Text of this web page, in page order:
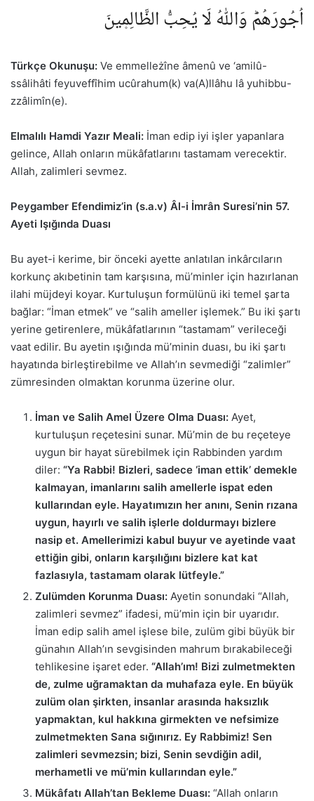
اُجُورَهُمْؕ وَاللّٰهُ لَا يُحِبُّ الظَّالِم۪ينَ
Türkçe Okunuşu: Ve emmelleżîne âmenû ve ‘amilû-
ssâlihâti feyuveffîhim ucûrahum(k) va(A)llâhu lâ yuhibbu-
zzâlimîn(e).
Elmalılı Hamdi Yazır Meali: İman edip iyi işler yapanlara
gelince, Allah onların mükâfatlarını tastamam verecektir.
Allah, zalimleri sevmez.
Peygamber Efendimiz’in (s.a.v) Âl-i İmrân Suresi’nin 57.
Ayeti Işığında Duası
Bu ayet-i kerime, bir önceki ayette anlatılan inkârcıların
korkunç akıbetinin tam karşısına, mü’minler için hazırlanan
ilahi müjdeyi koyar. Kurtuluşun formülünü iki temel şarta
bağlar: “İman etmek” ve “salih ameller işlemek.” Bu iki şartı
yerine getirenlere, mükâfatlarının “tastamam” verileceği
vaat edilir. Bu ayetin ışığında mü’minin duası, bu iki şartı
hayatında birleştirebilme ve Allah’ın sevmediği “zalimler”
zümresinden olmaktan korunma üzerine olur.
İman ve Salih Amel Üzere Olma Duası: Ayet,
kurtuluşun reçetesini sunar. Mü’min de bu reçeteye
uygun bir hayat sürebilmek için Rabbinden yardım
diler: “Ya Rabbi! Bizleri, sadece ‘iman ettik’ demekle
kalmayan, imanlarını salih amellerle ispat eden
kullarından eyle. Hayatımızın her anını, Senin rızana
uygun, hayırlı ve salih işlerle doldurmayı bizlere
nasip et. Amellerimizi kabul buyur ve ayetinde vaat
ettiğin gibi, onların karşılığını bizlere kat kat
fazlasıyla, tastamam olarak lütfeyle.”
Zulümden Korunma Duası: Ayetin sonundaki “Allah,
zalimleri sevmez” ifadesi, mü’min için bir uyarıdır.
İman edip salih amel işlese bile, zulüm gibi büyük bir
günahın Allah’ın sevgisinden mahrum bırakabileceği
tehlikesine işaret eder. “Allah’ım! Bizi zulmetmekten
de, zulme uğramaktan da muhafaza eyle. En büyük
zulüm olan şirkten, insanlar arasında haksızlık
yapmaktan, kul hakkına girmekten ve nefsimize
zulmetmekten Sana sığınırız. Ey Rabbimiz! Sen
zalimleri sevmezsin; bizi, Senin sevdiğin adil,
merhametli ve mü’min kullarından eyle.”
Mükâfatı Allah’tan Bekleme Duası: “Allah onların